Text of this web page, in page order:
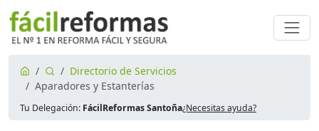
Directorio de Servicios
Aparadores y Estanterías
Tu Delegación: FácilReformas Santoña¿Necesitas ayuda?